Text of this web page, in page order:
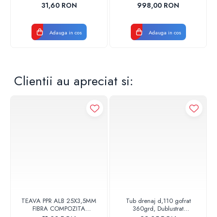
🔧 Integrare ușoară în majoritatea sistemelor existente;
17001900004
31,60 RON
Adauga in cos
CROM
998,00 RON
Adauga in cos
Clientii au apreciat si:
TEAVA PPR ALB 25X3,5MM
FIBRA COMPOZITA
Tub drenaj d,110 gofrat
360grd, Dublustrat